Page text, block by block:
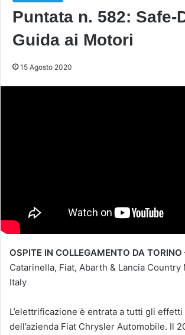
Puntata n. 582: Safe-
Guida ai Motori
15 Agosto 2020
OSPITE IN COLLEGAMENTO DA TORINO
Catarinella, Fiat, Abarth & Lancia Country
Italy
L’elettrificazione è entrata a tutti gli
dell’azienda Fiat Chrysler Automobile. Il